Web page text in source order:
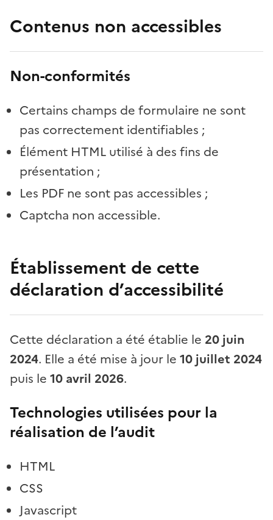
Contenus non accessibles
Non-conformités
Certains champs de formulaire ne sont
pas correctement identifiables ;
Élément HTML utilisé à des fins de
présentation ;
Les PDF ne sont pas accessibles ;
Captcha non accessible.
Établissement de cette
déclaration d’accessibilité
Cette déclaration a été établie le 20 juin
2024. Elle a été mise à jour le 10 juillet 2024
puis le 10 avril 2026.
Technologies utilisées pour la
réalisation de l’audit
HTML
CSS
Javascript